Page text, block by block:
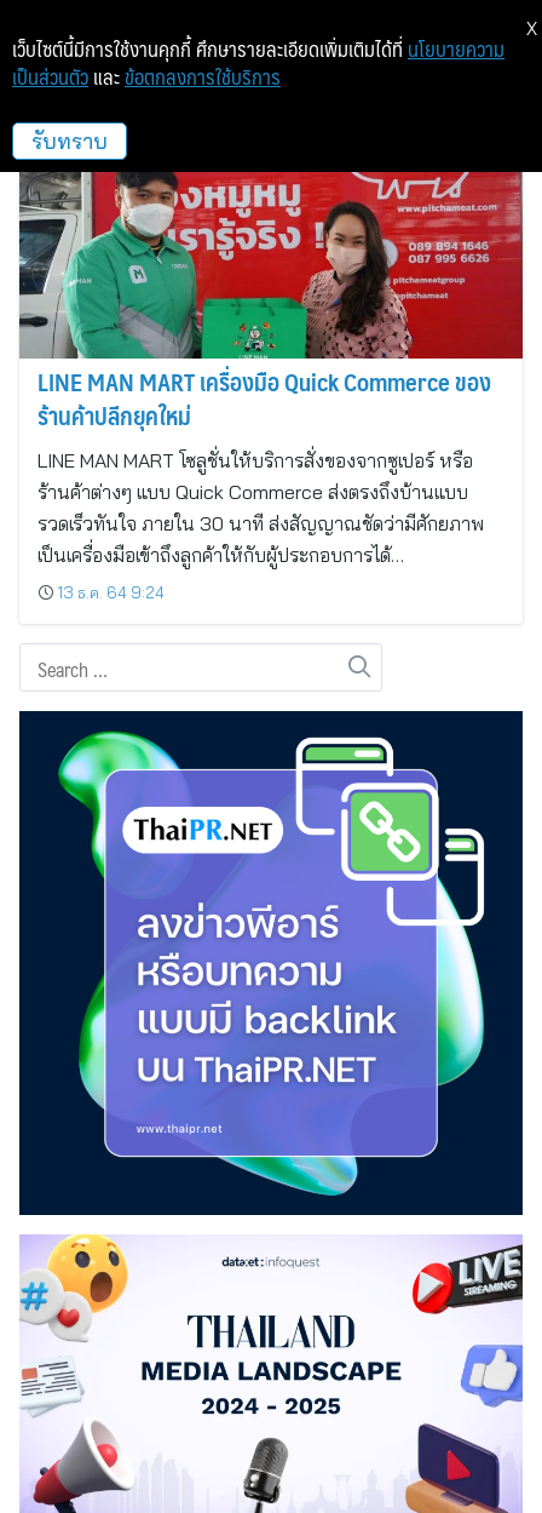
LINE MAN MART
LINE MAN MART เครื่องมือ Quick Commerce ของ
ร้านค้าปลีกยุคใหม่
LINE MAN MART โซลูชั่นให้บริการสั่งของจากซูเปอร์ หรือ
ร้านค้าต่างๆ แบบ Quick Commerce ส่งตรงถึงบ้านแบบ
รวดเร็วทันใจ ภายใน 30 นาที ส่งสัญญาณชัดว่ามีศักยภาพ
เป็นเครื่องมือเข้าถึงลูกค้าให้กับผู้ประกอบการได้…
13 ธ.ค. 64 9:24
เว็บไซต์นี้มีการใช้งานคุกกี้ ศึกษารายละเอียดเพิ่มเติมได้ที่ นโยบายความ
เป็นส่วนตัว และ ข้อตกลงการใช้บริการ
รับทราบ
X